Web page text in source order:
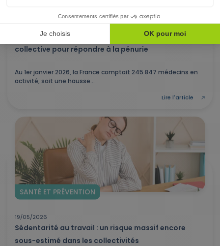
Démographie médicale : vers une médecine plus
collective pour répondre à la pénurie
Au 1er janvier 2026, la France comptait 245 847 médecins en
activité, soit une hausse...
Lire l'article
SANTÉ ET PRÉVENTION
19/05/2026
Sédentarité au travail : un risque massif encore
sous-estimé dans les collectivités